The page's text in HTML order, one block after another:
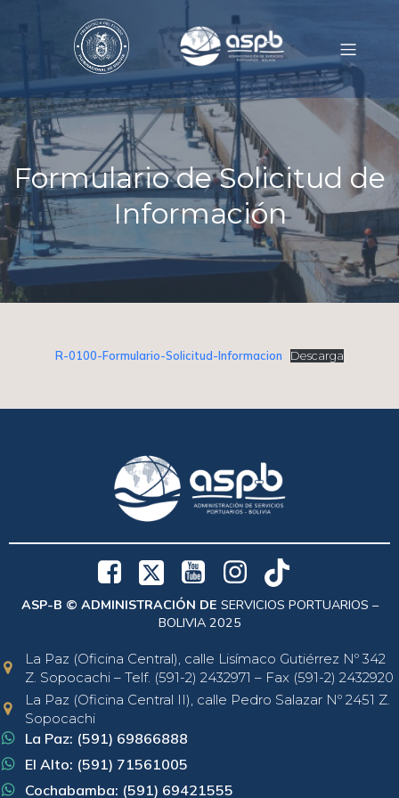
Formulario de Solicitud de
Información
R-0100-Formulario-Solicitud-Informacion Descarga
ASP-B © ADMINISTRACIÓN DE SERVICIOS PORTUARIOS –
BOLIVIA 2025
La Paz (Oficina Central), calle Lisímaco Gutiérrez Nº 342
Z. Sopocachi – Telf. (591-2) 2432971 – Fax (591-2) 2432920
La Paz (Oficina Central II), calle Pedro Salazar Nº 2451 Z.
Sopocachi
La Paz: (591) 69866888
El Alto: (591) 71561005
Cochabamba: (591) 69421555